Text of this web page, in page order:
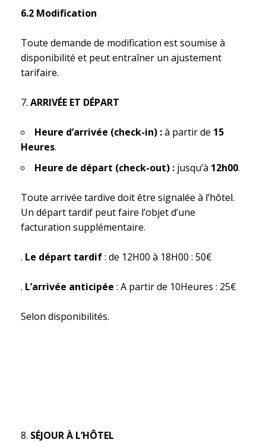
6.2 Modification
Toute demande de modification est soumise à
disponibilité et peut entraîner un ajustement
tarifaire.
ARRIVÉE ET DÉPART
Heure d’arrivée (check-in) :à partir de 15
Heures.
Heure de départ (check-out) : jusqu’à 12h00.
Toute arrivée tardive doit être signalée à l’hôtel.
Un départ tardif peut faire l’objet d’une
facturation supplémentaire.
. Le départ tardif: de 12H00 à 18H00 : 50€
. L’arrivée anticipée : A partir de 10Heures : 25€
Selon disponibilités.
SÉJOUR À L’HÔTEL